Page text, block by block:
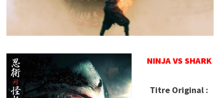
NINJA VS SHARK
Titre Original :